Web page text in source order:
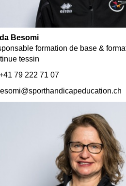
Besomi
formation de base &
tessin
79 222 71 07